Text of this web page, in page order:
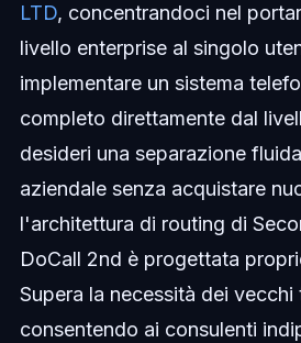
LTD, concentrandoci nel
livello enterprise al singolo
implementare un sistema
completo direttamente dal
desideri una separazione
aziendale senza acquistare
l'architettura di routing di
DoCall 2nd è progettata
Supera la necessità dei vecchi
consentendo ai consulenti